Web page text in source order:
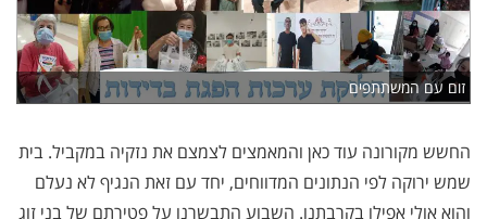
זום עם המשתתפים
החשש מקורונה עוד כאן והמאמצים לצמצם את נזקיה במקביל. בית
שמש ירוקה לפי הנתונים המדווחים, יחד עם זאת הנגיף לא נעלם
והוא אולי אפילו בקרבתנו. השבוע התבשרנו על פטירתם של בני זוג